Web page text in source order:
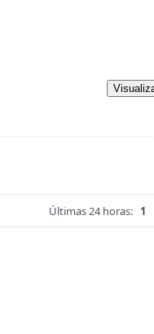
Últimas 24 horas: 1